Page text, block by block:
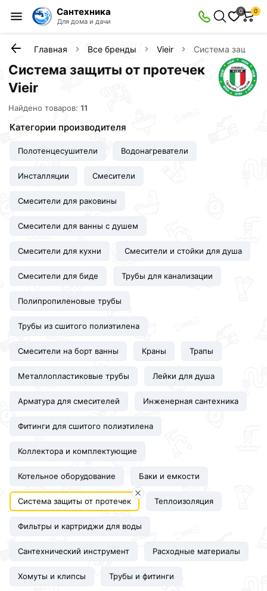
Сантехника
Для дома и дачи
0 0
Главная Все бренды Vieir Система защиты
Система защиты от протечек
Vieir
Найдено товаров:11
Категории производителя
Полотенцесушители Водонагреватели
Инсталляции Смесители
Смесители для раковины
Смесители для ванны с душем
Смесители для кухни Смесители и стойки для душа
Смесители для биде Трубы для канализации
Полипропиленовые трубы
Трубы из сшитого полиэтилена
Смесители на борт ванны Краны Трапы
Металлопластиковые трубы Лейки для душа
Арматура для смесителей Инженерная сантехника
Фитинги для сшитого полиэтилена
Коллектора и комплектующие
Котельное оборудование Баки и емкости
Система защиты от протечек Теплоизоляция
Фильтры и картриджи для воды
Сантехнический инструмент Расходные материалы
Хомуты и клипсы Трубы и фитинги